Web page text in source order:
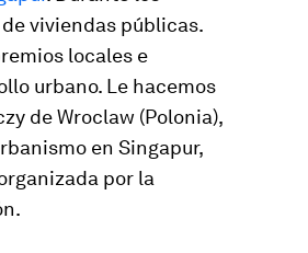
viviendas públicas.
locales e
urbano. Le hacemos
de Wroclaw (Polonia),
en Singapur,
por la